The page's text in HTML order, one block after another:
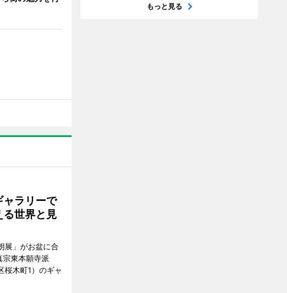
ャラリーで
世界と見
展」がお盆に合
宗東本願寺派
桜木町1）のギャ
もっと見る